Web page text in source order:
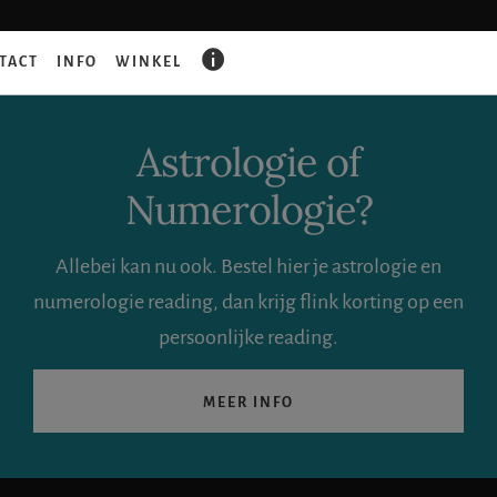
Astrologie of
Numerologie?
Allebei kan nu ook. Bestel hier je astrologie en
numerologie reading, dan krijg flink korting op een
persoonlijke reading.
MEER INFO
INFO WINKEL
IETS